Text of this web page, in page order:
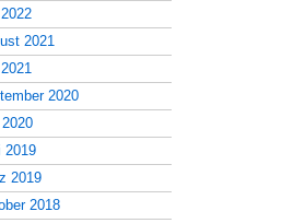
2021
2020
2019
2019
2018